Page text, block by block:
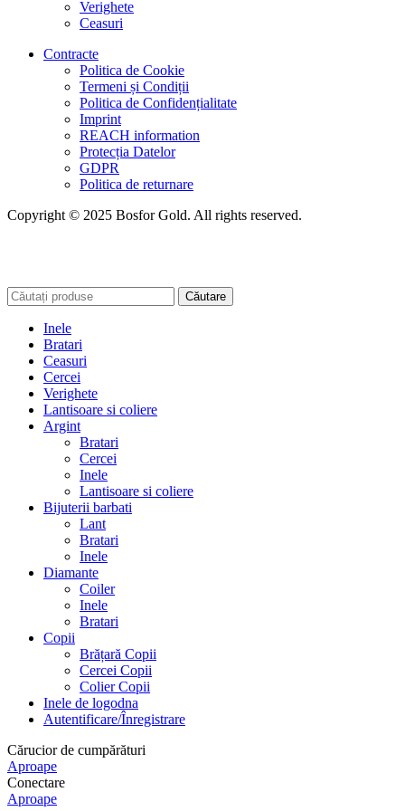
Verighete
Ceasuri
Contracte
Politica de Cookie
Termeni și Condiții
Politica de Confidențialitate
Imprint
REACH information
Protecția Datelor
GDPR
Politica de returnare
Copyright © 2025 Bosfor Gold. All rights reserved.
Căutare
Inele
Bratari
Ceasuri
Cercei
Verighete
Lantisoare si coliere
Argint
Bratari
Cercei
Inele
Lantisoare si coliere
Bijuterii barbati
Lant
Bratari
Inele
Diamante
Coiler
Inele
Bratari
Copii
Brățară Copii
Cercei Copii
Colier Copii
Inele de logodna
Autentificare/Înregistrare
Cărucior de cumpărături
Aproape
Conectare
Aproape